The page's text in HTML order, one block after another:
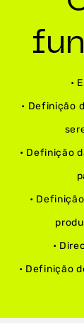
•
• Definição
• Definição
•
•
• Definição